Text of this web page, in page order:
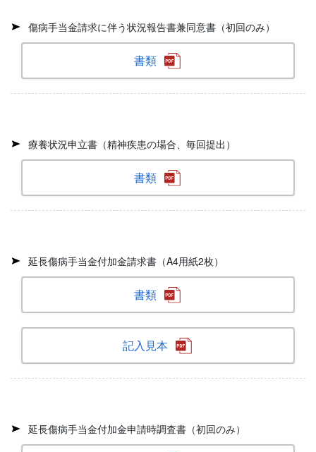
傷病手当金請求に伴う状況報告書兼同意書（初回のみ）
書類
療養状況申立書（精神疾患の場合、毎回提出）
書類
延長傷病手当金付加金請求書（A4用紙2枚）
書類
記入見本
延長傷病手当金付加金申請時調査書（初回のみ）